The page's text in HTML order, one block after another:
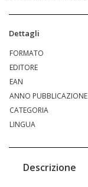
Dettagli
FORMATO
EDITORE
EAN
ANNO PUBBLICAZIONE
CATEGORIA
LINGUA
Descrizione